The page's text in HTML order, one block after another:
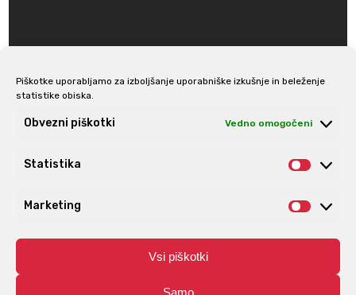
Piškotke uporabljamo za izboljšanje uporabniške izkušnje in beleženje
statistike obiska.
Obvezni piškotki Vedno omogočeni
Statistika
Marketing
Vsi piškotki
Samo